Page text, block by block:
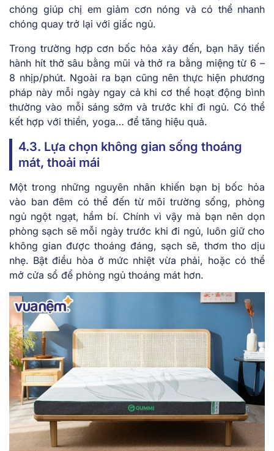
chóng giúp chị em giảm cơn nóng và có thể nhanh
chóng quay trở lại với giấc ngủ.
Trong trường hợp cơn bốc hỏa xảy đến, bạn hãy tiến
hành hít thở sâu bằng mũi và thở ra bằng miệng từ 6 –
8 nhịp/phút. Ngoài ra bạn cũng nên thực hiện phương
pháp này mỗi ngày ngay cả khi cơ thể hoạt động bình
thường vào mỗi sáng sớm và trước khi đi ngủ. Có thể
kết hợp với thiền, yoga… để tăng hiệu quả.
4.3. Lựa chọn không gian sống thoáng
mát, thoải mái
Một trong những nguyên nhân khiến bạn bị bốc hỏa
vào ban đêm có thể đến từ môi trường sống, phòng
ngủ ngột ngạt, hầm bí. Chính vì vậy mà bạn nên dọn
phòng sạch sẽ mỗi ngày trước khi đi ngủ, luôn giữ cho
không gian được thoáng đáng, sạch sẽ, thơm tho dịu
nhẹ. Bật điều hòa ở mức nhiệt vừa phải, hoặc có thể
mở cửa sổ để phòng ngủ thoáng mát hơn.